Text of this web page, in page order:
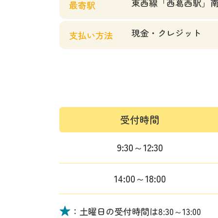
最寄駅
支払い方法 現金・クレジット
★ ：土曜日の受付時間は8:30～13:00
受付時間
9:30～12:30
14:00～18:00